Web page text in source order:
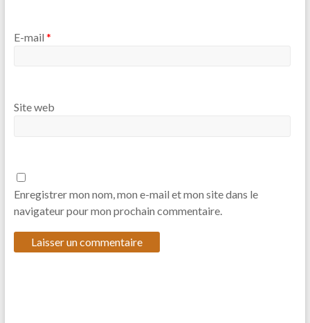
E-mail *
Site web
Enregistrer mon nom, mon e-mail et mon site dans le
navigateur pour mon prochain commentaire.